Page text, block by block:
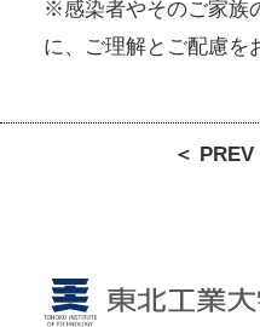
※感染者やそのご家族
に、ご理解とご配慮を
＜ PREV